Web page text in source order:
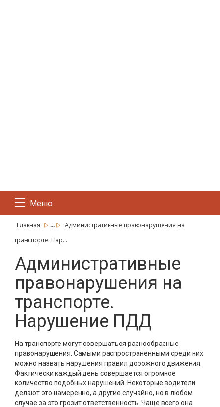
Меню
Главная ...
Административные правонарушения на
транспорте. Нар...
Административные
правонарушения на
транспорте.
Нарушение ПДД
На транспорте могут совершаться разнообразные
правонарушения. Самыми распространенными среди них
можно назвать нарушения правил дорожного движения.
Фактически каждый день совершается огромное
количество подобных нарушений. Некоторые водители
делают это намеренно, а другие случайно, но в любом
случае за это грозит ответственность. Чаще всего она